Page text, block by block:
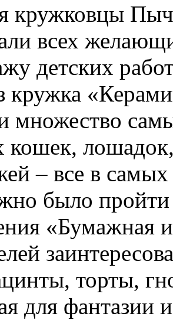
кружковцы
всех
детских
кружка
множество
кошек,
– все в
было
«Бумажная
торты,
для